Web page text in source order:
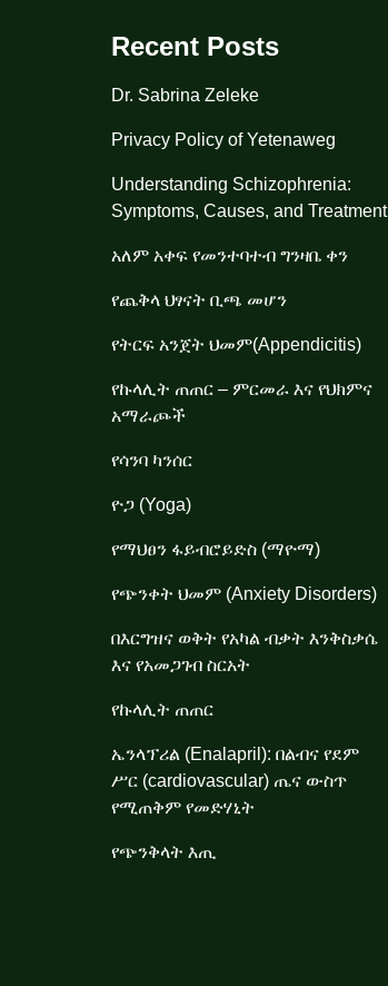
Recent Posts
Dr. Sabrina Zeleke
Privacy Policy of Yetenaweg
Understanding Schizophrenia:
Symptoms, Causes, and Treatment
አለም አቀፍ የመንተባተብ ግንዛቤ ቀን
የጨቅላ ህፃናት ቢጫ መሆን
የትርፍ አንጀት ህመም(Appendicitis)
የኩላሊት ጠጠር – ምርመራ እና የህክምና
አማራጮች
የሳንባ ካንሰር
ዮጋ (Yoga)
የማህፀን ፋይብሮይድስ (ማዮማ)
የጭንቀት ህመም (Anxiety Disorders)
በእርግዝና ወቅት የአካል ብቃት እንቅስቃሴ
እና የአመጋገብ ስርአት
የኩላሊት ጠጠር
ኤንላፕሪል (Enalapril): በልብና የደም
ሥር (cardiovascular) ጤና ውስጥ
የሚጠቅም የመድሃኒት
የጭንቅላት እጢ